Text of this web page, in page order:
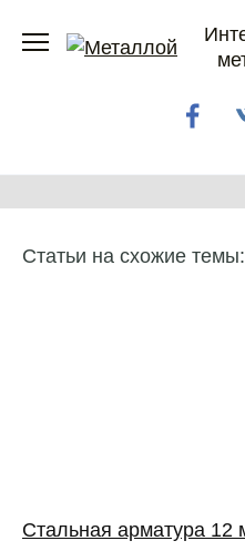
Статьи на схожие темы:
Стальная арматура 12